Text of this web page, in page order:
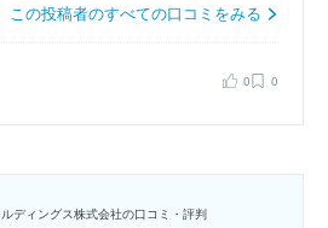
この投稿者のすべての口コミをみる
0 0
ディングス株式会社の口コミ・評判